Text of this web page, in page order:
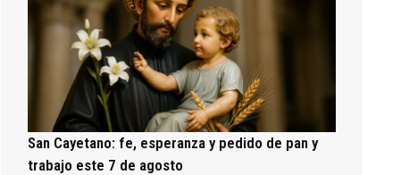
San Cayetano: fe, esperanza y pedido de pan y
trabajo este 7 de agosto